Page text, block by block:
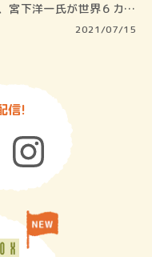
宮下洋一氏が世界６カ国
2021/07/15
信!